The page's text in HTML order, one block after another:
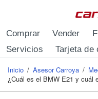
Comprar Vender
Servicios
Tarjeta de
Se encuentra usted
Inicio / Asesor Carroya /
¿Cuál es el BMW E21 y cuál